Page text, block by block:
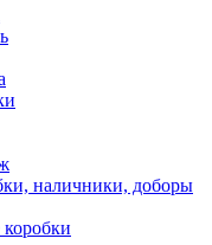
наличники, доборы